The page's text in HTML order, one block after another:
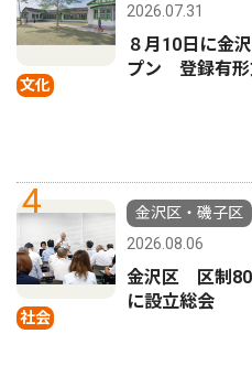
文化
2026.07.31
８月10日に金
プン 登録有形
4
社会
金沢区・磯子区
2026.08.06
金沢区 区制
に設立総会